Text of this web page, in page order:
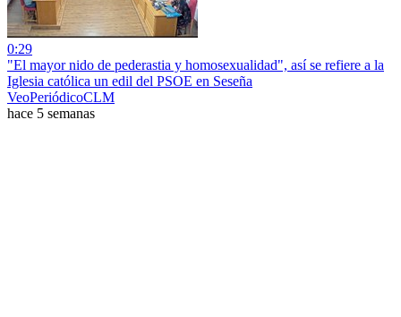
0:29
"El mayor nido de pederastia y homosexualidad", así se refiere a la
Iglesia católica un edil del PSOE en Seseña
VeoPeriódicoCLM
hace 5 semanas